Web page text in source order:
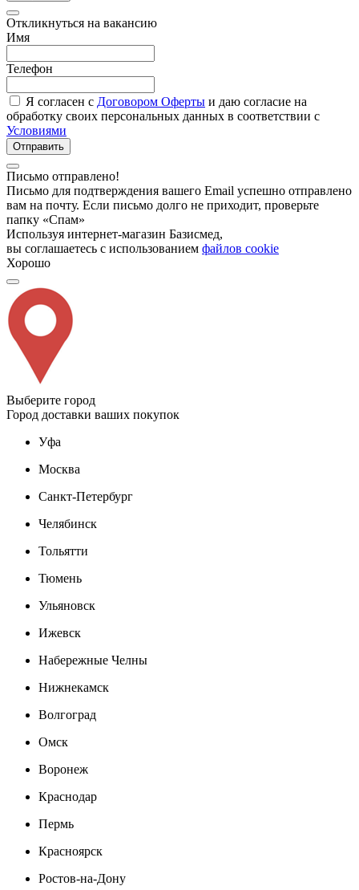
Откликнуться на вакансию
Имя
Телефон
Я согласен с Договором Оферты и даю согласие на
обработку своих персональных данных в соответствии с
Условиями
Отправить
Письмо отправлено!
Письмо для подтверждения вашего Email успешно отправлено
вам на почту. Если письмо долго не приходит, проверьте
папку «Спам»
Используя интернет-магазин Базисмед,
вы соглашаетесь с использованием файлов cookie
Хорошо
Выберите город
Город доставки ваших покупок
Уфа
Москва
Санкт-Петербург
Челябинск
Тольятти
Тюмень
Ульяновск
Ижевск
Набережные Челны
Нижнекамск
Волгоград
Омск
Воронеж
Краснодар
Пермь
Красноярск
Ростов-на-Дону